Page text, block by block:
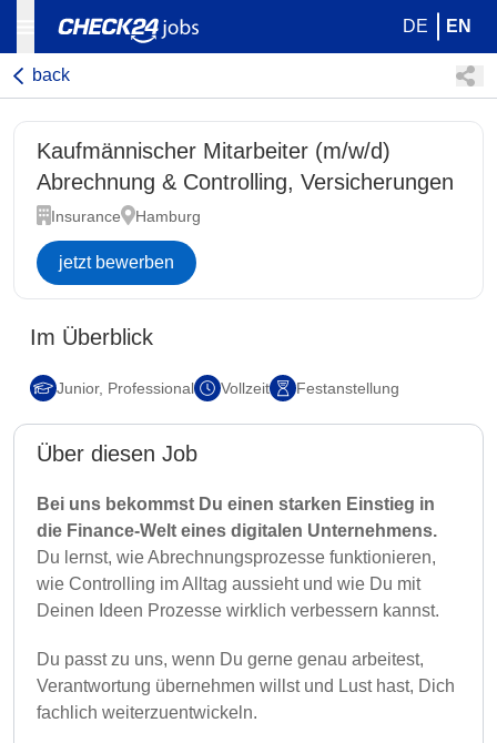
DE EN
back
Kaufmännischer Mitarbeiter (m/w/d)
Abrechnung & Controlling, Versicherungen
Insurance Hamburg
jetzt bewerben
Im Überblick
Junior, Professional Vollzeit Festanstellung
Über diesen Job
Bei uns bekommst Du einen starken Einstieg in
die Finance-Welt eines digitalen Unternehmens.
Du lernst, wie Abrechnungsprozesse funktionieren,
wie Controlling im Alltag aussieht und wie Du mit
Deinen Ideen Prozesse wirklich verbessern kannst.
Du passt zu uns, wenn Du gerne genau arbeitest,
Verantwortung übernehmen willst und Lust hast, Dich
fachlich weiterzuentwickeln.